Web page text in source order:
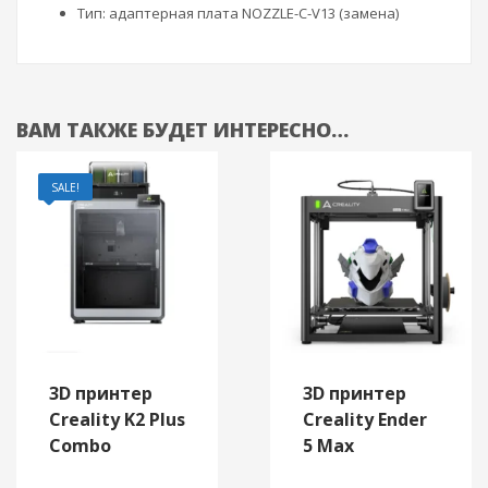
Тип: адаптерная плата NOZZLE-C-V13 (замена)
ВАМ ТАКЖЕ БУДЕТ ИНТЕРЕСНО…
SALE!
3D принтер
Creality K2 Plus
Combo
3D принтер
Creality Ender
5 Max